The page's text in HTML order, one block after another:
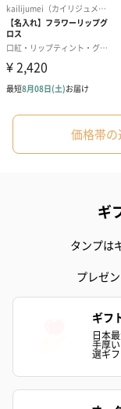
価格帯
ギ
タンプは
プレゼ
ギフ
日本
手厚
選ギ